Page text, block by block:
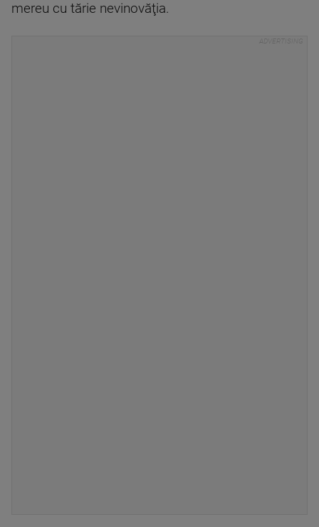
mereu cu tărie nevinovăţia.